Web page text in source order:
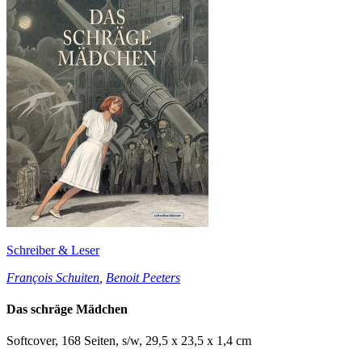
Schreiber & Leser
François Schuiten Benoit Peeters
Das schräge Mädchen
Softcover, 168 Seiten, s/w, 29,5 x 23,5 x 1,4 cm